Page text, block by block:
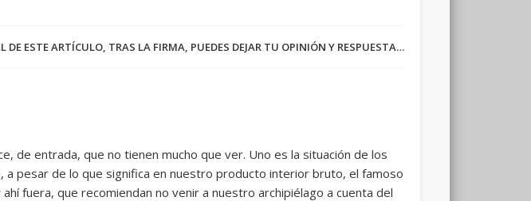
DE ESTE ARTÍCULO, TRAS LA FIRMA, PUEDES DEJAR TU OPINIÓN Y RESPUESTA…
de entrada, que no tienen mucho que ver. Uno es la situación de los
pesar de lo que significa en nuestro producto interior bruto, el famoso
fuera, que recomiendan no venir a nuestro archipiélago a cuenta del